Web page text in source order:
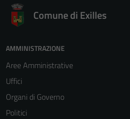
Comune di Exilles
AMMINISTRAZIONE
Aree Amministrative
Uffici
Organi di Governo
Politici